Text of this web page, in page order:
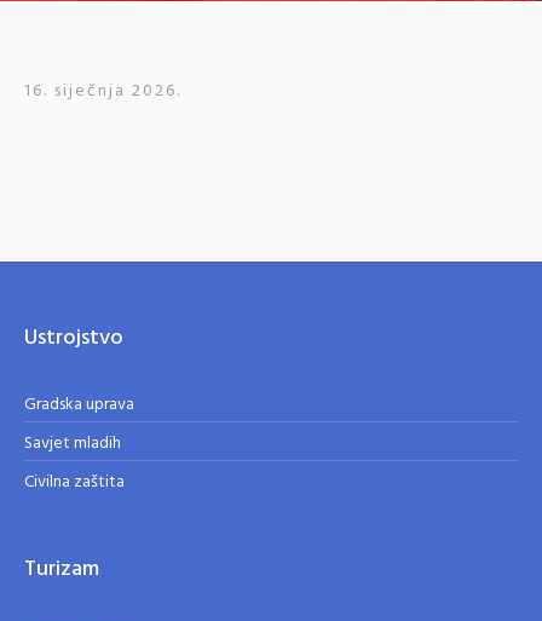
16. siječnja 2026.
Ustrojstvo
Gradska uprava
Savjet mladih
Civilna zaštita
Turizam